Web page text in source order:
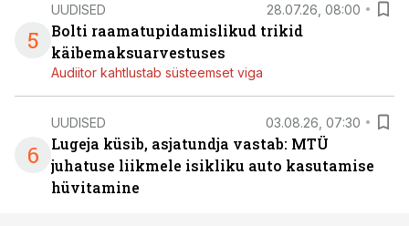
5
UUDISED 28.07.26, 08:00
Bolti raamatupidamislikud trikid
käibemaksuarvestuses
Audiitor kahtlustab süsteemset viga
6
UUDISED 03.08.26, 07:30
Lugeja küsib, asjatundja vastab: MTÜ
juhatuse liikmele isikliku auto kasutamise
hüvitamine